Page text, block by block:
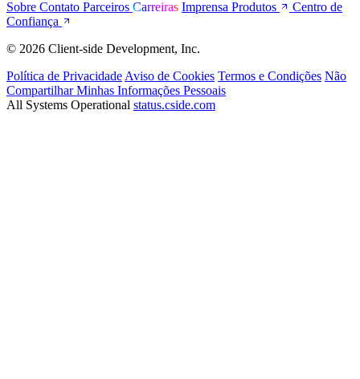
Sobre Contato Parceiros Carreiras Imprensa Produtos
Centro de
Confiança
© 2026 Client-side Development, Inc.
Política de Privacidade Aviso de Cookies Termos e Condições Não
Compartilhar Minhas Informações Pessoais
All Systems Operational status.cside.com